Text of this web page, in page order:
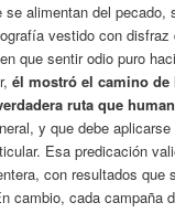
se alimentan del pecado,
vestido con
que sentir odio puro
él mostró el camino
ruta que
y que debe
Esa predicación
con resultados que
cambio, cada campaña